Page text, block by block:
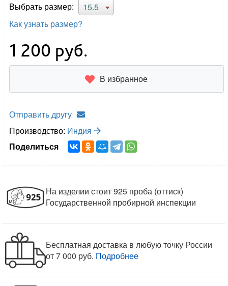
Выбрать размер:
15.5
Как узнать размер?
1 200 руб.
В избранное
Отправить другу
Производство: Индия
Поделиться
На изделии стоит 925 проба (оттиск)
Государственной пробирной инспекции
Бесплатная доставка в любую точку России
от 7 000 руб. Подробнее